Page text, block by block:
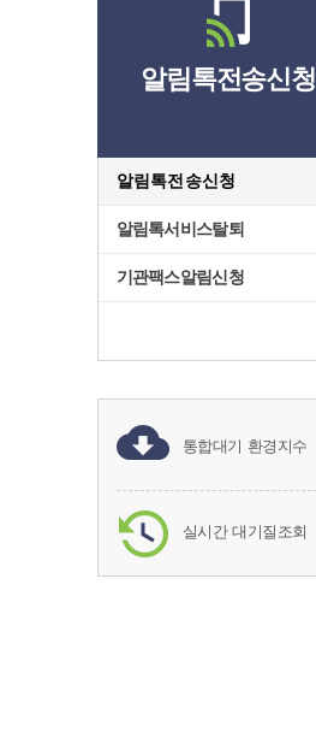
알림톡전송신청
알림톡전송신청
알림톡서비스탈퇴
기관팩스알림신청
통합대기 환경지수
실시간 대기질조회